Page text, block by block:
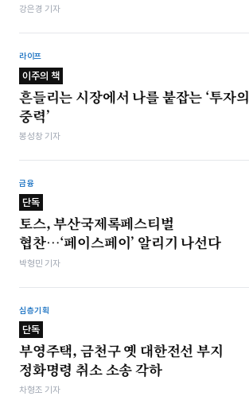
강은경 기자
라이프
이주의 책
흔들리는 시장에서 나를 붙잡는 ‘투자의
중력’
봉성창 기자
금융
단독
토스, 부산국제록페스티벌
협찬…‘페이스페이’ 알리기 나선다
박형민 기자
심층기획
단독
부영주택, 금천구 옛 대한전선 부지
정화명령 취소 소송 각하
차형조 기자